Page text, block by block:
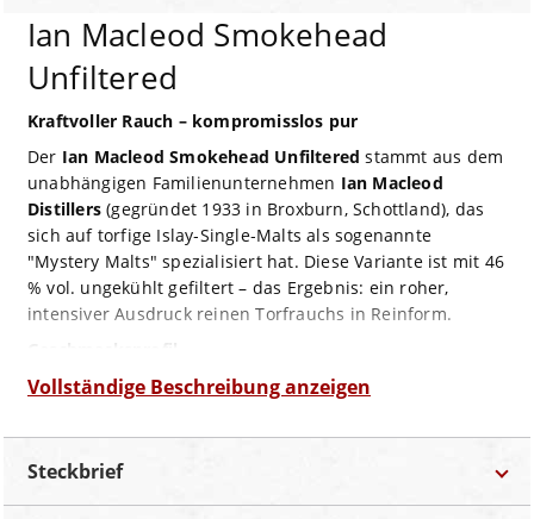
Ian Macleod Smokehead
Unfiltered
Kraftvoller Rauch – kompromisslos pur
Der Ian Macleod Smokehead Unfiltered stammt aus dem
unabhängigen Familienunternehmen Ian Macleod
Distillers (gegründet 1933 in Broxburn, Schottland), das
sich auf torfige Islay‑Single‑Malts als sogenannte
"Mystery Malts" spezialisiert hat. Diese Variante ist mit 46
% vol. ungekühlt gefiltert – das Ergebnis: ein roher,
intensiver Ausdruck reinen Torfrauchs in Reinform.
Geruch: dicker, schwarzer Rauch, O ‐ölige Walnüsse,
dunkle Schokolade, schwarzer Pfeffer
gepaart mit dunkler Schokolade, schwarzem Pfeffer und
würzigen Ingwer‑Noten
Vollständige Beschreibung anzeigen
Steckbrief